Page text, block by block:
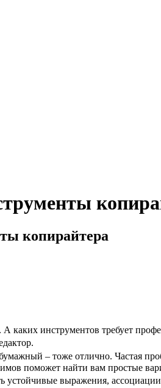
копирайтера
каких инструментов требует
– тоже отлично. Частая
поможет найти вам простые
устойчивые выражения,